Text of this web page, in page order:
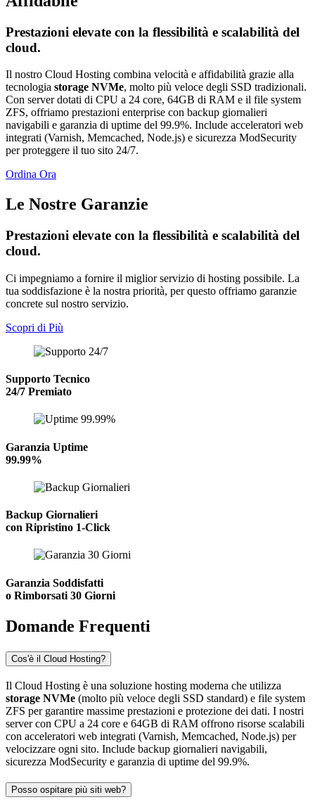
Prestazioni elevate con la flessibilità e scalabilità del
cloud.
Il nostro Cloud Hosting combina velocità e affidabilità grazie alla
tecnologia storage NVMe, molto più veloce degli SSD tradizionali.
Con server dotati di CPU a 24 core, 64GB di RAM e il file system
ZFS, offriamo prestazioni enterprise con backup giornalieri
navigabili e garanzia di uptime del 99.9%. Include acceleratori web
integrati (Varnish, Memcached, Node.js) e sicurezza ModSecurity
per proteggere il tuo sito 24/7.
Ordina Ora
Le Nostre Garanzie
Prestazioni elevate con la flessibilità e scalabilità del
cloud.
Ci impegniamo a fornire il miglior servizio di hosting possibile. La
tua soddisfazione è la nostra priorità, per questo offriamo garanzie
concrete sul nostro servizio.
Scopri di Più
Supporto Tecnico
24/7 Premiato
Garanzia Uptime
99.99%
Backup Giornalieri
con Ripristino 1-Click
Garanzia Soddisfatti
o Rimborsati 30 Giorni
Domande Frequenti
Cos'è il Cloud Hosting?
Il Cloud Hosting è una soluzione hosting moderna che utilizza
storage NVMe (molto più veloce degli SSD standard) e file system
ZFS per garantire massime prestazioni e protezione dei dati. I nostri
server con CPU a 24 core e 64GB di RAM offrono risorse scalabili
con acceleratori web integrati (Varnish, Memcached, Node.js) per
velocizzare ogni sito. Include backup giornalieri navigabili,
sicurezza ModSecurity e garanzia di uptime del 99.9%.
Posso ospitare più siti web?